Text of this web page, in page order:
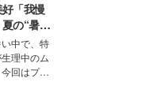
ベースと
さ”に改
いる様
の艶やか
容好きの
を紹介し
「我慢
の“暑さ
は？
中で、特
理中のム
回はプラ